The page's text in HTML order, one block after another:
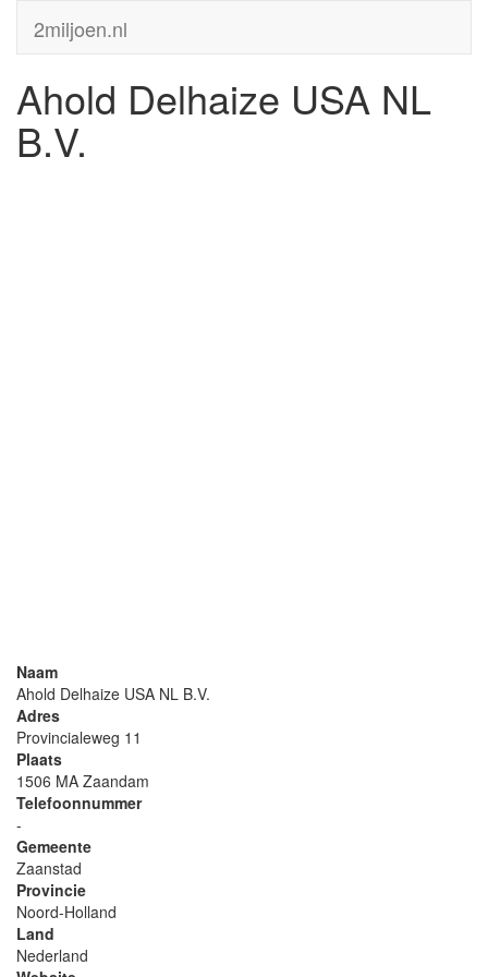
2miljoen.nl
Ahold Delhaize USA NL
B.V.
Naam
Ahold Delhaize USA NL B.V.
Adres
Provincialeweg 11
Plaats
1506 MA Zaandam
Telefoonnummer
-
Gemeente
Zaanstad
Provincie
Noord-Holland
Land
Nederland